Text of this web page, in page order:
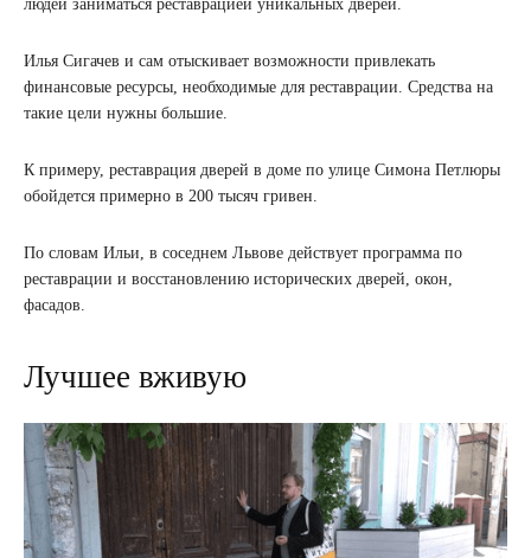
людей заниматься реставрацией уникальных дверей.
Илья Сигачев и сам отыскивает возможности привлекать
финансовые ресурсы, необходимые для реставрации. Средства на
такие цели нужны большие.
К примеру, реставрация дверей в доме по улице Симона Петлюры
обойдется примерно в 200 тысяч гривен.
По словам Ильи, в соседнем Львове действует программа по
реставрации и восстановлению исторических дверей, окон,
фасадов.
Лучшее вживую